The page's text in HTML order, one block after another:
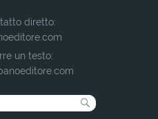
diretto:
un testo: